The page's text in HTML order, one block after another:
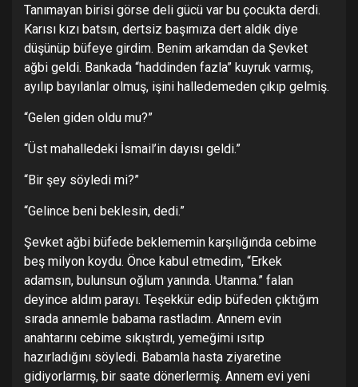
Tanımayan birisi görse deli gücü var bu çocukta derdi.
Karısı kızı batsın, dertsiz başımıza dert aldık diye
düşünüp büfeye girdim. Benim arkamdan da Şevket
ağbi geldi. Bankada “haddinden fazla” kuyruk varmış,
ayılıp bayılanlar olmuş, işini halledemeden çıkıp gelmiş.
“Gelen giden oldu mu?”
“Üst mahalledeki İsmail’in dayısı geldi.”
“Bir şey söyledi mi?”
“Gelince beni beklesin, dedi.”
Şevket ağbi büfede beklememin karşılığında cebime
beş milyon koydu. Önce kabul etmedim, “Erkek
adamsın, bulunsun oğlum yanında. Utanma.” falan
deyince aldım parayı. Teşekkür edip büfeden çıktığım
sırada annemle babama rastladım. Annem evin
anahtarını cebime sıkıştırdı, yemeğimi ısıtıp
hazırladığını söyledi. Babamla hasta ziyaretine
gidiyorlarmış, bir saate dönerlermiş. Annem evi yeni